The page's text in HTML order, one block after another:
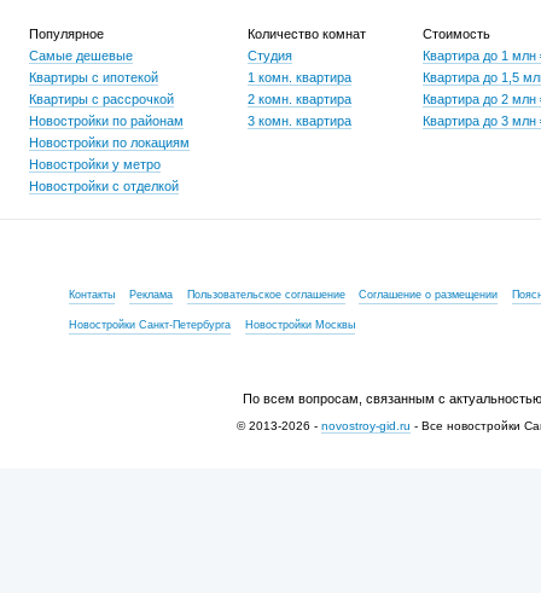
Популярное
Самые дешевые
Квартиры с ипотекой
Квартиры с рассрочкой
Новостройки по районам
Новостройки по локациям
Новостройки у метро
Новостройки с отделкой
Количество комнат
Студия
1 комн. квартира
2 комн. квартира
3 комн. квартира
Стоимость
Квартира до 1 млн
Квартира до 1,5
Квартира до 2 млн
Квартира до 3 млн
Контакты Реклама Пользовательское соглашение Соглашение о размещении
Новостройки Санкт-Петербурга Новостройки Москвы
По всем вопросам, связанным с
© 2013-2026 - novostroy-gid.ru - Все новостройки